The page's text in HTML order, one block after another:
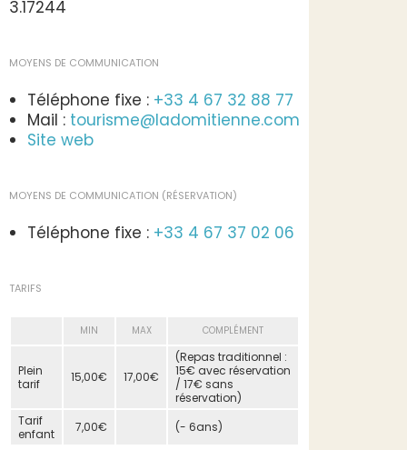
3.17244
MOYENS DE COMMUNICATION
Téléphone fixe : +33 4 67 32 88 77
Mail : tourisme@ladomitienne.com
Site web
MOYENS DE COMMUNICATION (RÉSERVATION)
Téléphone fixe : +33 4 67 37 02 06
TARIFS
MIN MAX COMPLÉMENT
Plein
tarif
15,00€ 17,00€
(Repas traditionnel :
15€ avec réservation
/ 17€ sans
réservation)
Tarif
enfant
7,00€ (- 6ans)